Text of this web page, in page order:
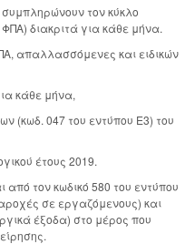
τον κύκλο
διακριτά για κάθε μήνα.
απαλλασσόμενες και ειδικών
κάθε μήνα,
(κωδ. 047 του εντύπου Ε3) του
έτους 2019.
τον κωδικό 580 του εντύπου
σε εργαζόμενους) και
έξοδα) στο μέρος που